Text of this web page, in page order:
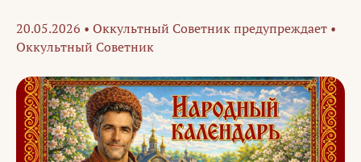
20.05.2026 • Оккультный Советник предупреждает •
Оккультный Советник